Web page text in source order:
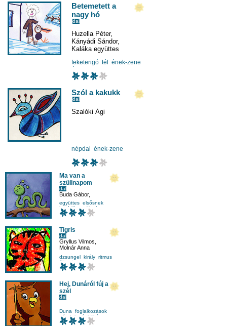
Betemetett a
nagy hó
dal
Huzella Péter,
Kányádi Sándor,
Kaláka együttes
feketerigó tél
ének-zene
Szól a kakukk
dal
Szalóki Ági
népdal ének-zene
Ma van a
szülinapom
dal
Buda Gábor,
Alma együttes
együttes elsősnek
ismétlés
születésnap
Tigris
dal
Gryllus Vilmos
Molnár Anna
dzsungel király ritmus
állatok
Hej, Dunáról fúj a
szél
dal
Duna
foglalkozások
népdal
népköltés